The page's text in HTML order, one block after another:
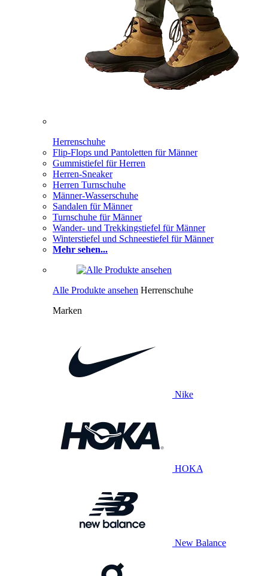
Herrenschuhe
Flip-Flops und Pantoletten für Männer
Gummistiefel für Herren
Herren-Sneaker
Herren Turnschuhe
Männer-Wasserschuhe
Sandalen für Männer
Turnschuhe für Männer
Wander- und Trekkingstiefel für Männer
Winterstiefel und Schneestiefel für Männer
Mehr sehen...
Alle Produkte ansehen Herrenschuhe
Marken
Nike
HOKA
New Balance